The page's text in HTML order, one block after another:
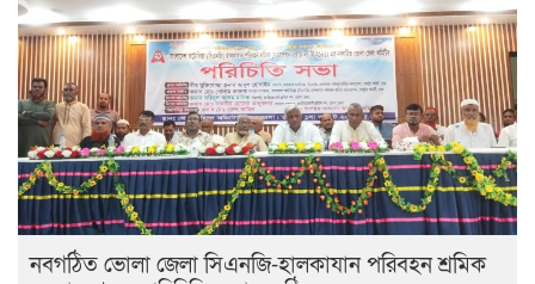
নবগঠিত ভোলা জেলা সিএনজি-হালকাযান পরিবহন শ্রমিক